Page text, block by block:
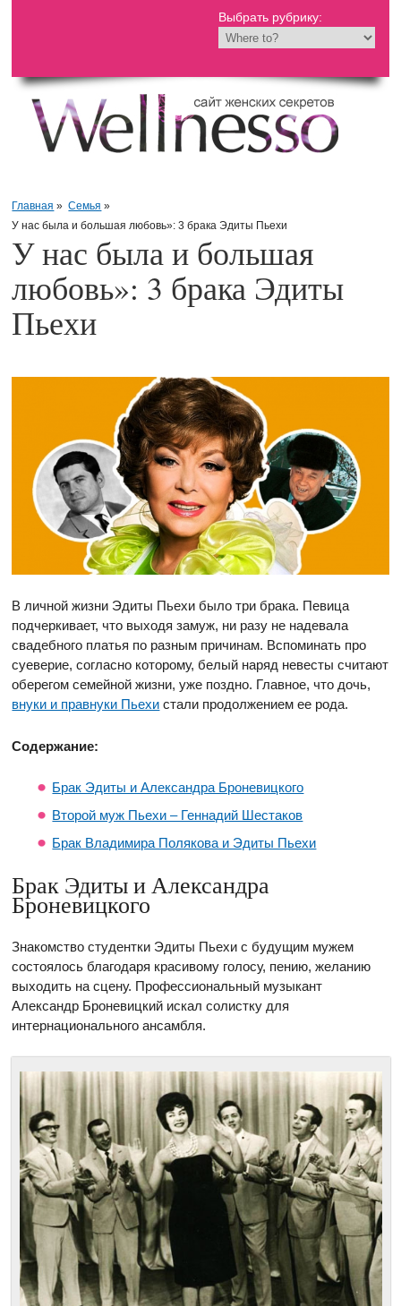
Выбрать рубрику:
Главная » Семья »
У нас была и большая любовь»: 3 брака Эдиты Пьехи
У нас была и большая
любовь»: 3 брака Эдиты
Пьехи
В личной жизни Эдиты Пьехи было три брака. Певица
подчеркивает, что выходя замуж, ни разу не надевала
свадебного платья по разным причинам. Вспоминать про
суеверие, согласно которому, белый наряд невесты считают
оберегом семейной жизни, уже поздно. Главное, что дочь,
внуки и правнуки Пьехи стали продолжением ее рода.
Содержание:
Брак Эдиты и Александра Броневицкого
Второй муж Пьехи – Геннадий Шестаков
Брак Владимира Полякова и Эдиты Пьехи
Брак Эдиты и Александра
Броневицкого
Знакомство студентки Эдиты Пьехи с будущим мужем
состоялось благодаря красивому голосу, пению, желанию
выходить на сцену. Профессиональный музыкант
Александр Броневицкий искал солистку для
интернационального ансамбля.